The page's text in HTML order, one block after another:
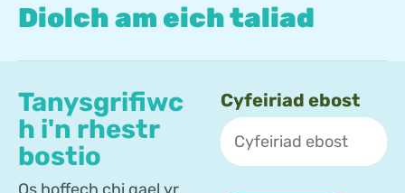
Diolch am eich taliad
Tanysgrifiwc
h i'n rhestr
bostio
Cyfeiriad ebost